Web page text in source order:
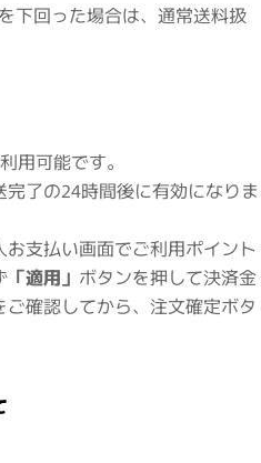
下回った場合は、通常送料扱
用可能です。
了の24時間後に有効になりま
支払い画面でご利用ポイント
「適用」 ボタンを押して決済金
確認してから、注文確定ボタ